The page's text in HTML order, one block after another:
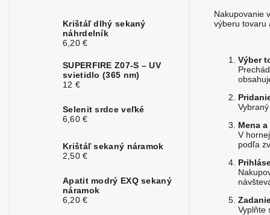
Krištáľ dlhý sekaný
náhrdelník
6,20 €
SUPERFIRE Z07-S – UV
svietidlo (365 nm)
12 €
Selenit srdce veľké
6,60 €
Krištáľ sekaný náramok
2,50 €
Apatit modrý EXQ sekaný
náramok
6,20 €
Nakupovanie
výberu tovaru
Výber
Mena
V
podľa
Vyplňte